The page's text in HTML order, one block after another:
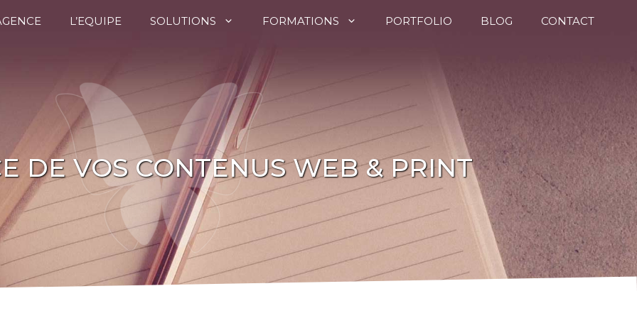
L’EQUIPE SOLUTIONS FORMATIONS PORTFOLIO BLOG CONTACT
DE VOS CONTENUS WEB & PRINT